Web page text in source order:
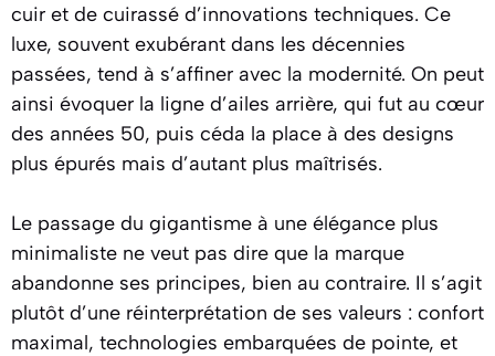
cuir et de cuirassé d’innovations techniques. Ce
luxe, souvent exubérant dans les décennies
passées, tend à s’affiner avec la modernité. On peut
ainsi évoquer la ligne d’ailes arrière, qui fut au cœur
des années 50, puis céda la place à des designs
plus épurés mais d’autant plus maîtrisés.
Le passage du gigantisme à une élégance plus
minimaliste ne veut pas dire que la marque
abandonne ses principes, bien au contraire. Il s’agit
plutôt d’une réinterprétation de ses valeurs : confort
maximal, technologies embarquées de pointe, et